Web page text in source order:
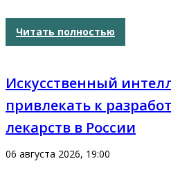
Читать полностью
Искусственный
привлекать к
лекарств в России
06 августа 2026, 19:00